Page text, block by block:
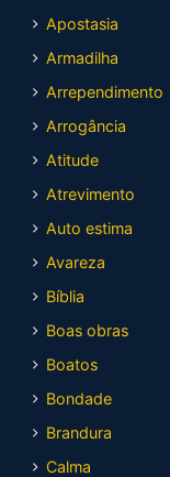
Apostasia
Armadilha
Arrependimento
Arrogância
Atitude
Atrevimento
Auto estima
Avareza
Bíblia
Boas obras
Boatos
Bondade
Brandura
Calma